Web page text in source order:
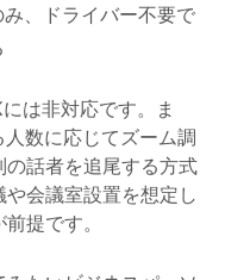
み、ドライバー不要で
は非対応です。ま
数に応じてズーム調
話者を追尾する方式
会議室設置を想定し
提です。